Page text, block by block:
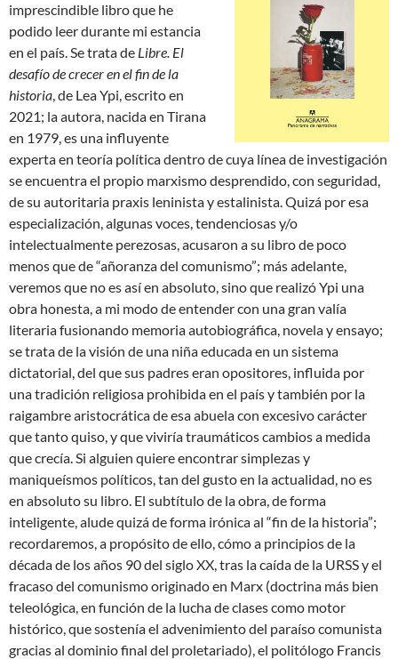
imprescindible libro que he
podido leer durante mi estancia
en el país. Se trata de Libre. El
desafío de crecer en el fin de la
historia, de Lea Ypi, escrito en
2021; la autora, nacida en Tirana
en 1979, es una influyente
experta en teoría política dentro de cuya línea de investigación
se encuentra el propio marxismo desprendido, con seguridad,
de su autoritaria praxis leninista y estalinista. Quizá por esa
especialización, algunas voces, tendenciosas y/o
intelectualmente perezosas, acusaron a su libro de poco
menos que de “añoranza del comunismo”; más adelante,
veremos que no es así en absoluto, sino que realizó Ypi una
obra honesta, a mi modo de entender con una gran valía
literaria fusionando memoria autobiográfica, novela y ensayo;
se trata de la visión de una niña educada en un sistema
dictatorial, del que sus padres eran opositores, influida por
una tradición religiosa prohibida en el país y también por la
raigambre aristocrática de esa abuela con excesivo carácter
que tanto quiso, y que viviría traumáticos cambios a medida
que crecía. Si alguien quiere encontrar simplezas y
maniqueísmos políticos, tan del gusto en la actualidad, no es
en absoluto su libro. El subtítulo de la obra, de forma
inteligente, alude quizá de forma irónica al “fin de la historia”;
recordaremos, a propósito de ello, cómo a principios de la
década de los años 90 del siglo XX, tras la caída de la URSS y el
fracaso del comunismo originado en Marx (doctrina más bien
teleológica, en función de la lucha de clases como motor
histórico, que sostenía el advenimiento del paraíso comunista
gracias al dominio final del proletariado), el politólogo Francis